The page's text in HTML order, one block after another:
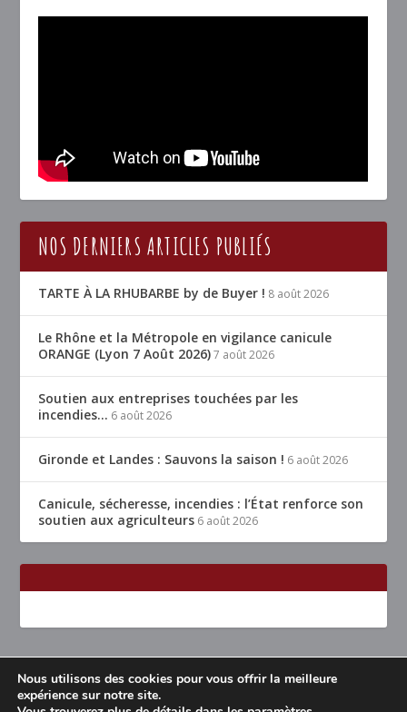
NOS DERNIERS ARTICLES PUBLIÉS
TARTE À LA RHUBARBE by de Buyer ! 8 août 2026
Le Rhône et la Métropole en vigilance canicule
ORANGE (Lyon 7 Août 2026) 7 août 2026
Soutien aux entreprises touchées par les
incendies… 6 août 2026
Gironde et Landes : Sauvons la saison ! 6 août 2026
Canicule, sécheresse, incendies : l’État renforce son
soutien aux agriculteurs 6 août 2026
Conçu parElegant Themes | Propulsé parWordPress
Nous utilisons des cookies pour vous offrir la meilleure
expérience sur notre site.